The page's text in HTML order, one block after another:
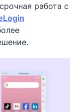
работа с